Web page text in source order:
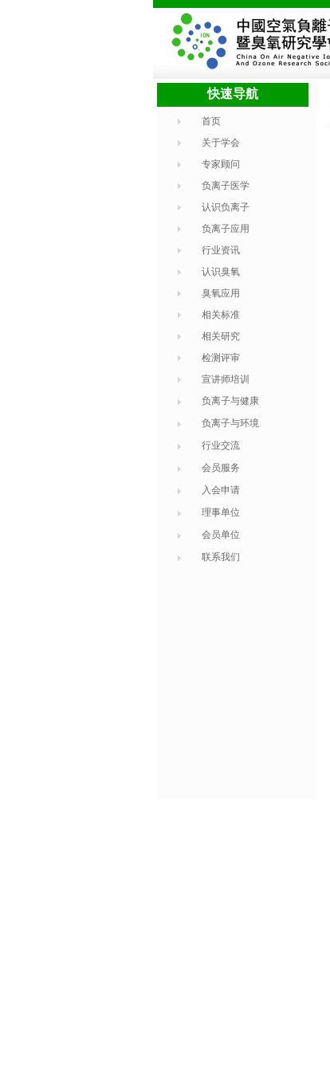
快速导航
首页
关于学会
专家顾问
负离子医学
认识负离子
负离子应用
行业资讯
认识臭氧
臭氧应用
相关标准
相关研究
检测评审
宣讲师培训
负离子与健康
负离子与环境
行业交流
会员服务
入会申请
理事单位
会员单位
联系我们